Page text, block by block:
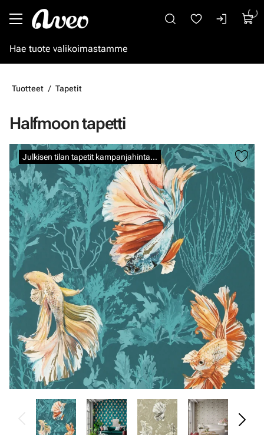
Tuotteet Tapetit
Halfmoon tapetti
Julkisen tilan tapetit kampanjahintaan
Ohita kuvat